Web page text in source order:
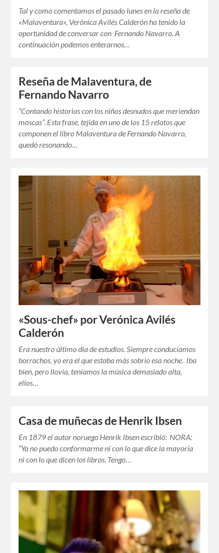
Tal y como comentamos el pasado lunes en la reseña de
«Malaventura», Verónica Avilés Calderón ha tenido la
oportunidad de conversar con Fernando Navarro. A
continuación podemos enterarnos…
Reseña de Malaventura, de
Fernando Navarro
“Contando historias con los niños desnudos que meriendan
moscas”. Esta frase, tejida en uno de los 15 relatos que
componen el libro Malaventura de Fernando Navarro,
quedó resonando…
«Sous-chef» por Verónica Avilés
Calderón
Era nuestro último día de estudios. Siempre conducíamos
borrachos, yo era el que estaba más sobrio esa noche. Iba
bien, pero llovía, teníamos la música demasiado alta,
ellos…
Casa de muñecas de Henrik Ibsen
En 1879 el autor noruego Henrik Ibsen escribió: NORA:
“Ya no puedo conformarme ni con lo que dice la mayoría
ni con lo que dicen los libros. Tengo…